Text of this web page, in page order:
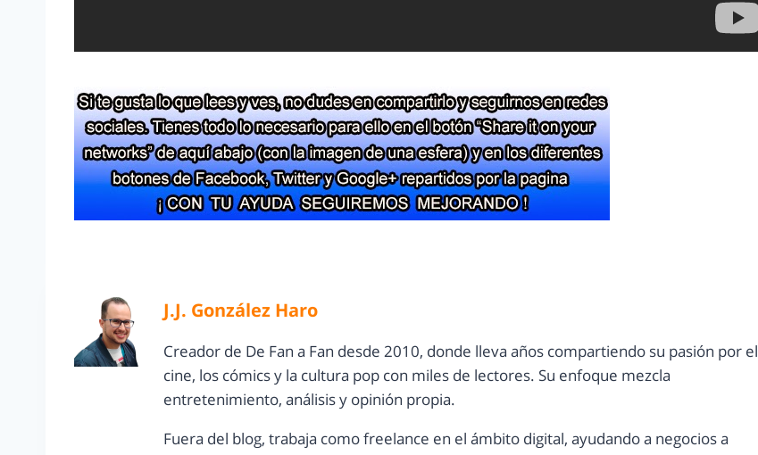
J.J. González Haro
Creador de De Fan a Fan desde 2010, donde lleva años compartiendo su pasión por el
cine, los cómics y la cultura pop con miles de lectores. Su enfoque mezcla
entretenimiento, análisis y opinión propia.
Fuera del blog, trabaja como freelance en el ámbito digital, ayudando a negocios a